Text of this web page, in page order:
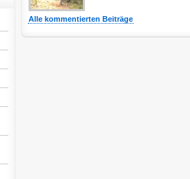
Alle kommentierten Beiträge